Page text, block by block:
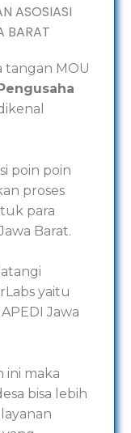
tangan MOU
poin poin
proses
para
Barat.
yaitu
Jawa
ini maka
bisa lebih